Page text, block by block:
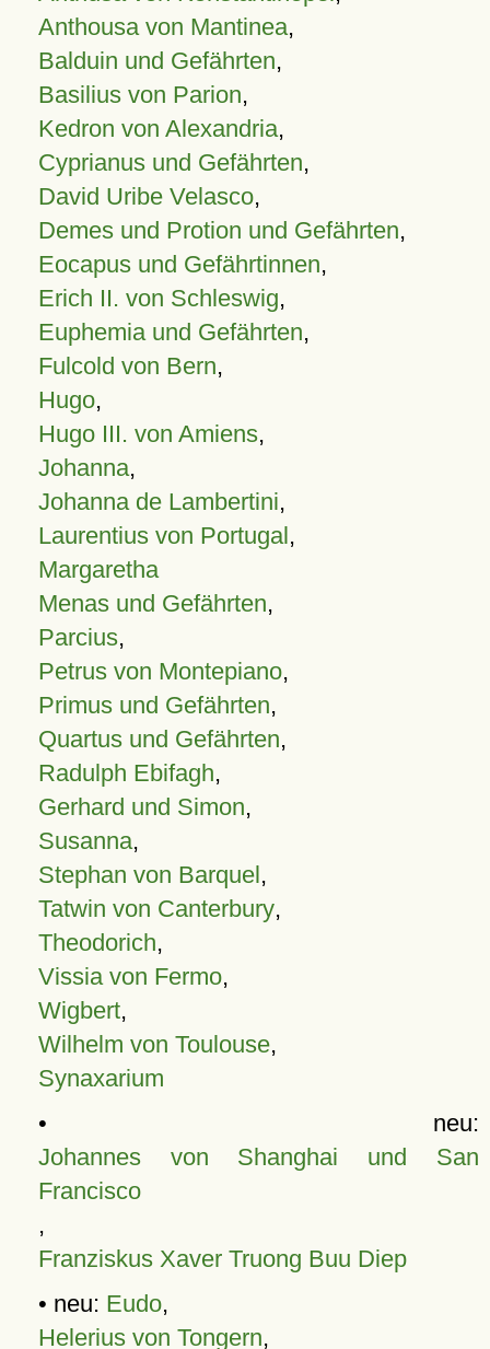
Anthousa von Mantinea,
Balduin und Gefährten,
Basilius von Parion,
Kedron von Alexandria,
Cyprianus und Gefährten,
David Uribe Velasco,
Demes und Protion und Gefährten,
Eocapus und Gefährtinnen,
Erich II. von Schleswig,
Euphemia und Gefährten,
Fulcold von Bern,
Hugo,
Hugo III. von Amiens,
Johanna,
Johanna de Lambertini,
Laurentius von Portugal,
Margaretha
Menas und Gefährten,
Parcius,
Petrus von Montepiano,
Primus und Gefährten,
Quartus und Gefährten,
Radulph Ebifagh,
Gerhard und Simon,
Susanna,
Stephan von Barquel,
Tatwin von Canterbury,
Theodorich,
Vissia von Fermo,
Wigbert,
Wilhelm von Toulouse,
Synaxarium
• neu:
Johannes von Shanghai und San
Francisco
,
Franziskus Xaver Truong Buu Diep
• neu: Eudo,
Helerius von Tongern,